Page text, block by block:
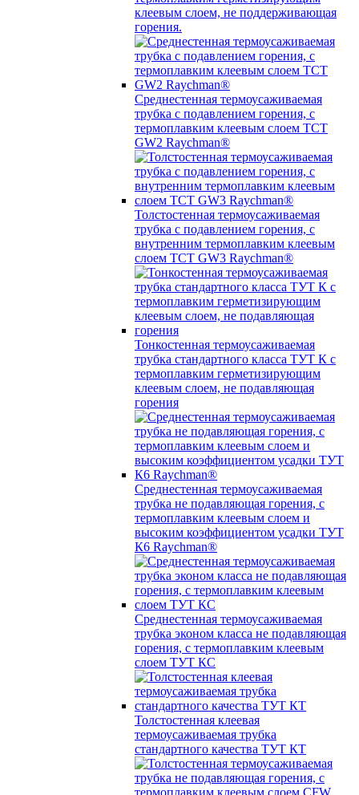
клеевым слоем, не поддерживающая
горения.
Среднестенная термоусаживаемая
трубка c подавлением горения, с
термоплавким клеевым слоем TCT
GW2 Raychman®
Толстостенная термоусаживаемая
трубка c подавлением горения, с
внутренним термоплавким клеевым
слоем TCT GW3 Raychman®
Тонкостенная термоусаживаемая
трубка стандартного класса ТУТ К с
термоплавким герметизирующим
клеевым слоем, не подавляющая
горения
Среднестенная термоусаживаемая
трубка не подавляющая горения, с
термоплавким клеевым слоем и
высоким коэффициентом усадки ТУТ
К6 Raychman®
Среднестенная термоусаживаемая
трубка эконом класса не подавляющая
горения, с термоплавким клеевым
слоем ТУТ КС
Толстостенная клеевая
термоусаживаемая трубка
стандартного качества ТУТ КТ